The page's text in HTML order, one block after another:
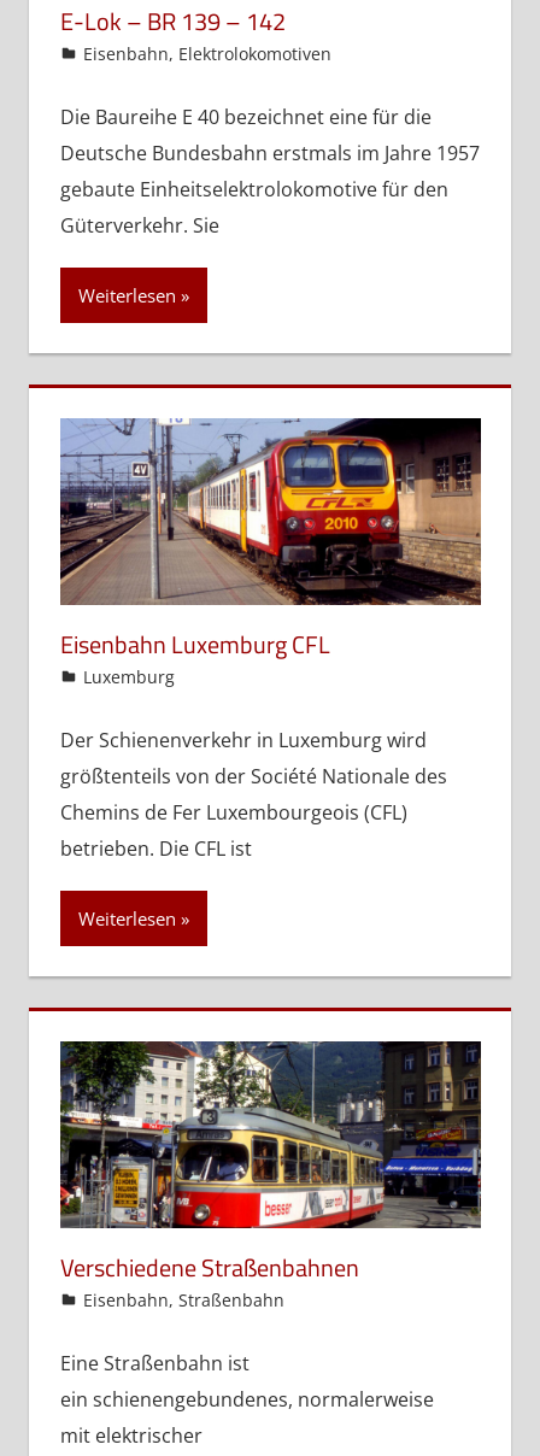
E-Lok – BR 139 – 142
admin
Eisenbahn, Elektrolokomotiven
Die Baureihe E 40 bezeichnet eine für die
Deutsche Bundesbahn erstmals im Jahre 1957
gebaute Einheitselektrolokomotive für den
Güterverkehr. Sie
Weiterlesen
Eisenbahn Luxemburg CFL
admin
Luxemburg
Der Schienenverkehr in Luxemburg wird
größtenteils von der Société Nationale des
Chemins de Fer Luxembourgeois (CFL)
betrieben. Die CFL ist
Weiterlesen
Verschiedene Straßenbahnen
admin
Eisenbahn,Straßenbahn
Eine Straßenbahn ist
ein schienengebundenes, normalerweise
mit elektrischer